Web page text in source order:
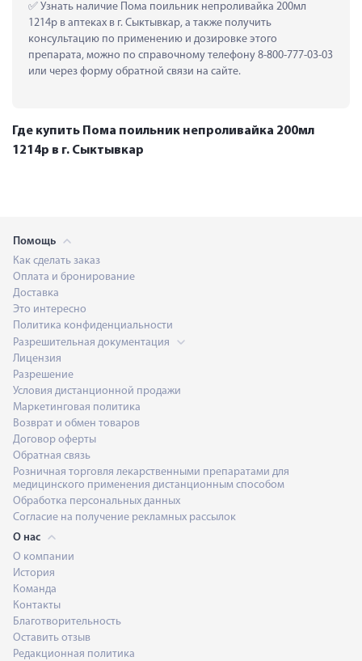
Узнать наличие Пома поильник непроливайка 200мл
1214р в аптеках в г. Сыктывкар, а также получить
консультацию по применению и дозировке этого
препарата, можно по справочному телефону 8-800-777-03-03
или через форму обратной связи на сайте.
Где купить Пома поильник непроливайка 200мл
1214р в г. Сыктывкар
Помощь
Как сделать заказ
Оплата и бронирование
Доставка
Это интересно
Политика конфиденциальности
Разрешительная документация
Лицензия
Разрешение
Условия дистанционной продажи
Маркетинговая политика
Возврат и обмен товаров
Договор оферты
Обратная связь
Розничная торговля лекарственными препаратами для
медицинского применения дистанционным способом
Обработка персональных данных
Согласие на получение рекламных рассылок
О нас
О компании
История
Команда
Контакты
Благотворительность
Оставить отзыв
Редакционная политика